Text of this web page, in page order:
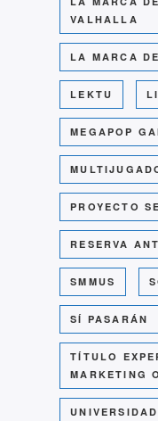
VALHALLA
LA MARCA
LEKTU
MEGAPOP
PROYECTO
RESERVA
SMMUS
SÍ PASARÁN
TÍTULO
MARKETING